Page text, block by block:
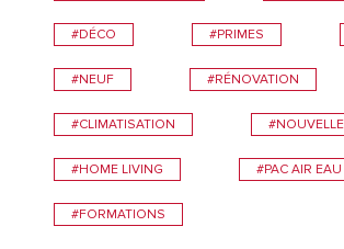
#DÉCO #PRIMES
#NEUF #RÉNOVATION
#CLIMATISATION
#HOME LIVING #PAC AIR EAU
#FORMATIONS